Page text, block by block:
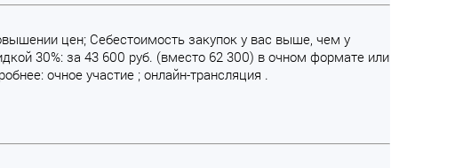
цен; Себестоимость закупок у вас выше, чем у
30%: за 43 600 руб. (вместо 62 300) в очном формате или
очное участие ; онлайн-трансляция .